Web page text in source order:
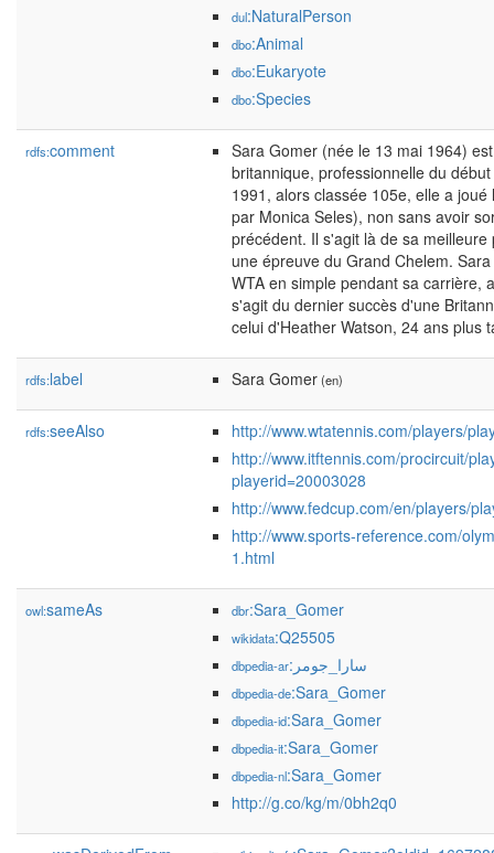
dul:NaturalPerson
dbo:Animal
dbo:Eukaryote
dbo:Species
rdfs:comment
Sara Gomer (née le 13 mai 1964)
britannique, professionnelle du
1991, alors classée 105e, elle a
par Monica Seles), non sans avoir
précédent. Il s'agit là de sa
une épreuve du Grand Chelem.
WTA en simple pendant sa carrière,
s'agit du dernier succès d'une
celui d'Heather Watson, 24 ans plus
rdfs:label Sara Gomer(en)
rdfs:seeAlso
http://www.wtatennis.com/players/
http://www.itftennis.com/procircuit/
playerid=20003028
http://www.fedcup.com/en/players/
http://www.sports-reference.com/
1.html
owl:sameAs dbr:Sara_Gomer
wikidata:Q25505
dbpedia-ar :سارا_جومر
dbpedia-de:Sara_Gomer
dbpedia-id:Sara_Gomer
dbpedia-it:Sara_Gomer
dbpedia-nl:Sara_Gomer
http://g.co/kg/m/0bh2q0